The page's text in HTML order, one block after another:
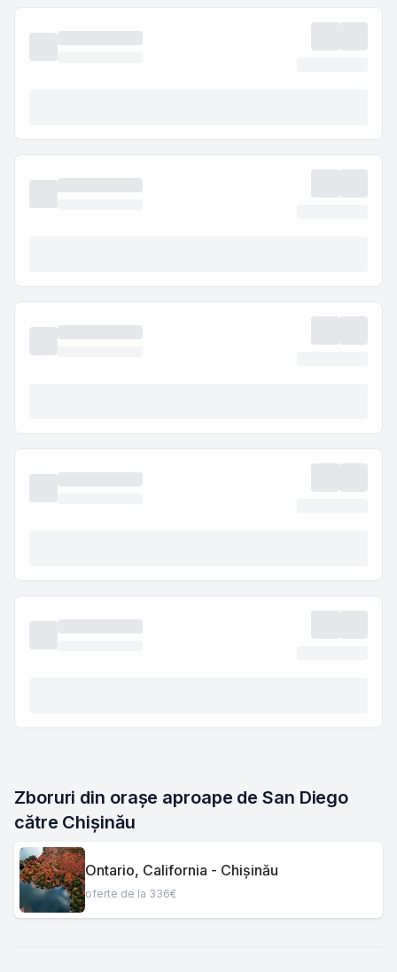
Zboruri din orașe aproape de San Diego
către Chișinău
Ontario, California - Chișinău
oferte de la 336€